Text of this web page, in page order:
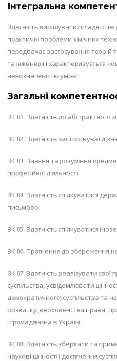
Інтегральна
Здатність вирішувати складні
практичні проблеми хімічних
передбачає застосування теорій
та інженерії і характеризується
невизначеністю умов.
Загальні
ЗК 01. Здатність до абстрактного
ЗК 02. Здатність застосовувати
ЗК 03. Знання та розуміння
професійної діяльності.
ЗК 04. Здатність спілкуватися
письмово.
ЗК 05. Здатність спілкуватися
ЗК 06. Прагнення до збереження
ЗК 07. Здатність реалізувати свої
суспільства, усвідомлювати
демократичного) суспільства та
розвитку, верховенства права,
і громадянина в Україні.
ЗК 08. Здатність зберігати та
наукові цінності і досягнення